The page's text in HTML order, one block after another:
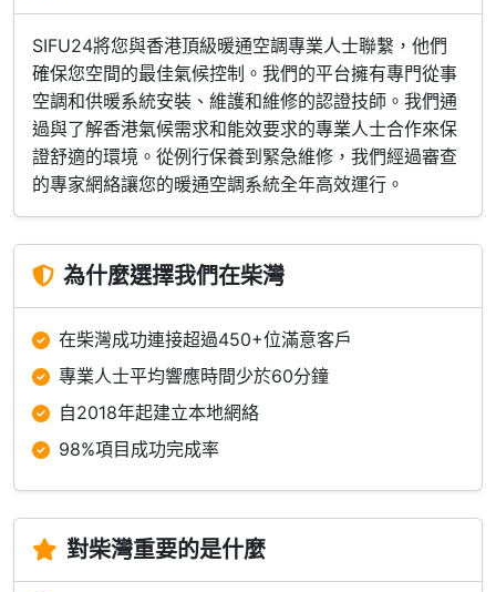
SIFU24將您與香港頂級暖通空調專業人士聯繫，他們
確保您空間的最佳氣候控制。我們的平台擁有專門從事
空調和供暖系統安裝、維護和維修的認證技師。我們通
過與了解香港氣候需求和能效要求的專業人士合作來保
證舒適的環境。從例行保養到緊急維修，我們經過審查
的專家網絡讓您的暖通空調系統全年高效運行。
為什麼選擇我們在柴灣
在柴灣成功連接超過450+位滿意客戶
專業人士平均響應時間少於60分鐘
自2018年起建立本地網絡
98%項目成功完成率
對柴灣重要的是什麼